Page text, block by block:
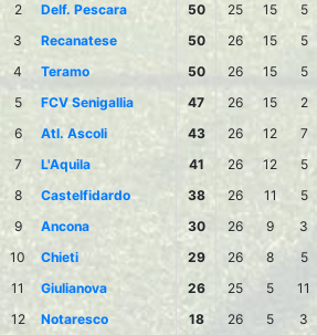
2
Delf. Pescara 50 25 15 5
3
Recanatese 50 26 15 5
4
Teramo 50 26 15 5
5
FCV Senigallia 47 26 15 2
6
Atl. Ascoli 43 26 12 7
7
L'Aquila 41 26 12 5
8
Castelfidardo 38 26 11 5
9
Ancona 30 26 9 3
10
Chieti 29 26 8 5
11
Giulianova 26 25 5 11
12
Notaresco 18 26 5 3